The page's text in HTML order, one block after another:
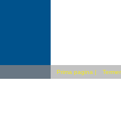
Prima pagina |